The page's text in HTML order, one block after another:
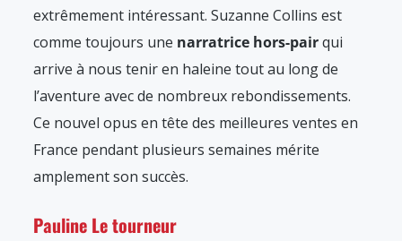
extrêmement intéressant. Suzanne Collins est
comme toujours une narratrice hors-pairqui
arrive à nous tenir en haleine tout au long de
l’aventure avec de nombreux rebondissements.
Ce nouvel opus en tête des meilleures ventes en
France pendant plusieurs semaines mérite
amplement son succès.
Pauline Le tourneur